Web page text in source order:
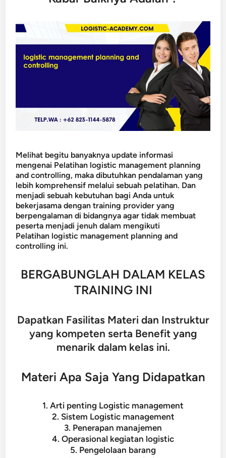
Melihat begitu banyaknya update informasi
mengenai Pelatihan logistic management planning
and controlling, maka dibutuhkan pendalaman yang
lebih komprehensif melalui sebuah pelatihan. Dan
menjadi sebuah kebutuhan bagi Anda untuk
bekerjasama dengan training provider yang
berpengalaman di bidangnya agar tidak membuat
peserta menjadi jenuh dalam mengikuti
Pelatihan logistic management planning and
controlling ini.
BERGABUNGLAH DALAM KELAS
TRAINING INI
Dapatkan Fasilitas Materi dan Instruktur
yang kompeten serta Benefit yang
menarik dalam kelas ini.
Materi Apa Saja Yang Didapatkan
1. Arti penting Logistic management
2. Sistem Logistic management
3. Penerapan manajemen
4. Operasional kegiatan logistic
5. Pengelolaan barang